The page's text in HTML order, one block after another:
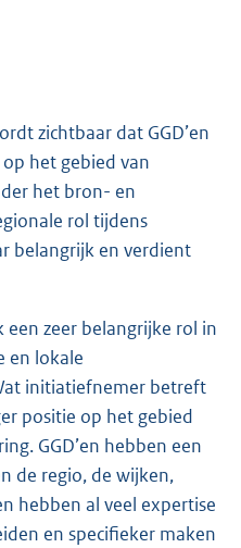
zichtbaar dat GGD’en
het gebied van
het bron- en
rol tijdens
belangrijk en verdient
een zeer belangrijke rol in
en lokale
initiatiefnemer betreft
positie op het gebied
GGD’en hebben een
de regio, de wijken,
hebben al veel expertise
en specifieker maken